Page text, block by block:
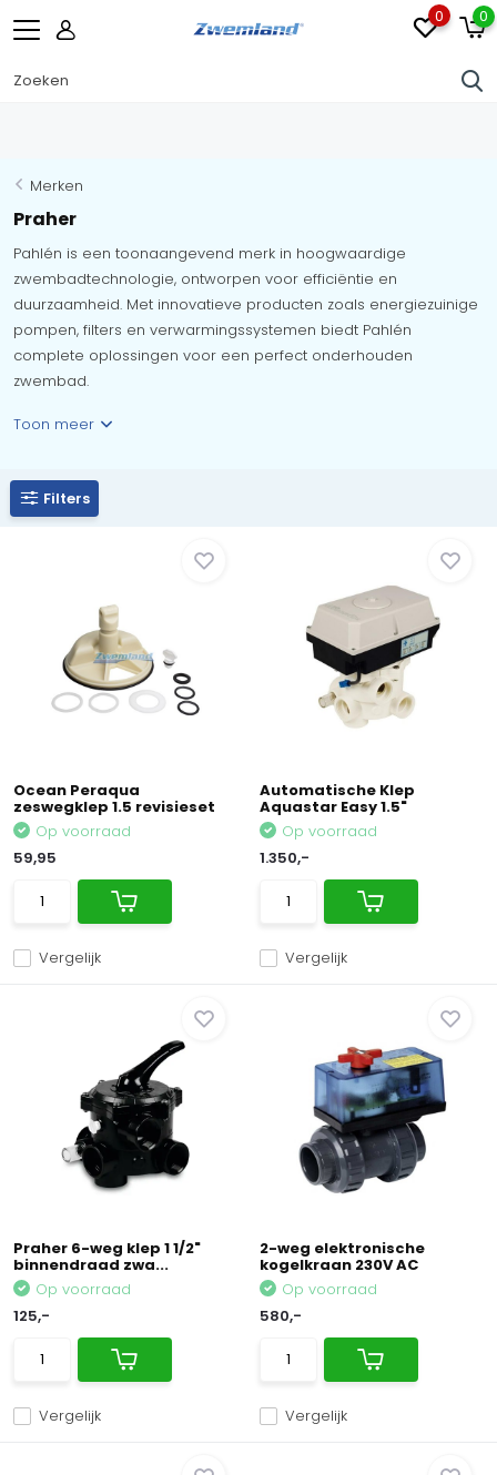
0 0
Merken
Praher
Pahlén is een toonaangevend merk in hoogwaardige
zwembadtechnologie, ontworpen voor efficiëntie en
duurzaamheid. Met innovatieve producten zoals energiezuinige
pompen, filters en verwarmingssystemen biedt Pahlén
complete oplossingen voor een perfect onderhouden
zwembad.
Toon meer
Filters
Ocean Peraqua
zeswegklep 1.5 revisieset
Vergelijk
Op voorraad
59,95
Automatische Klep
Aquastar Easy 1.5"
Vergelijk
Op voorraad
1.350,-
Praher 6-weg klep 1 1/2"
binnendraad zwa...
Vergelijk
Op voorraad
125,-
2-weg elektronische
kogelkraan 230V AC
Vergelijk
Op voorraad
580,-